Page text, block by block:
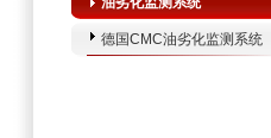
德国CMC油劣化监测系统